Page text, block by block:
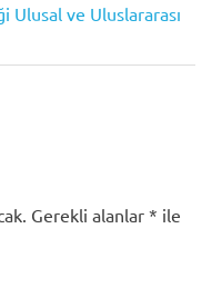
Ulusal ve Uluslararası
Gerekli alanlar * ile